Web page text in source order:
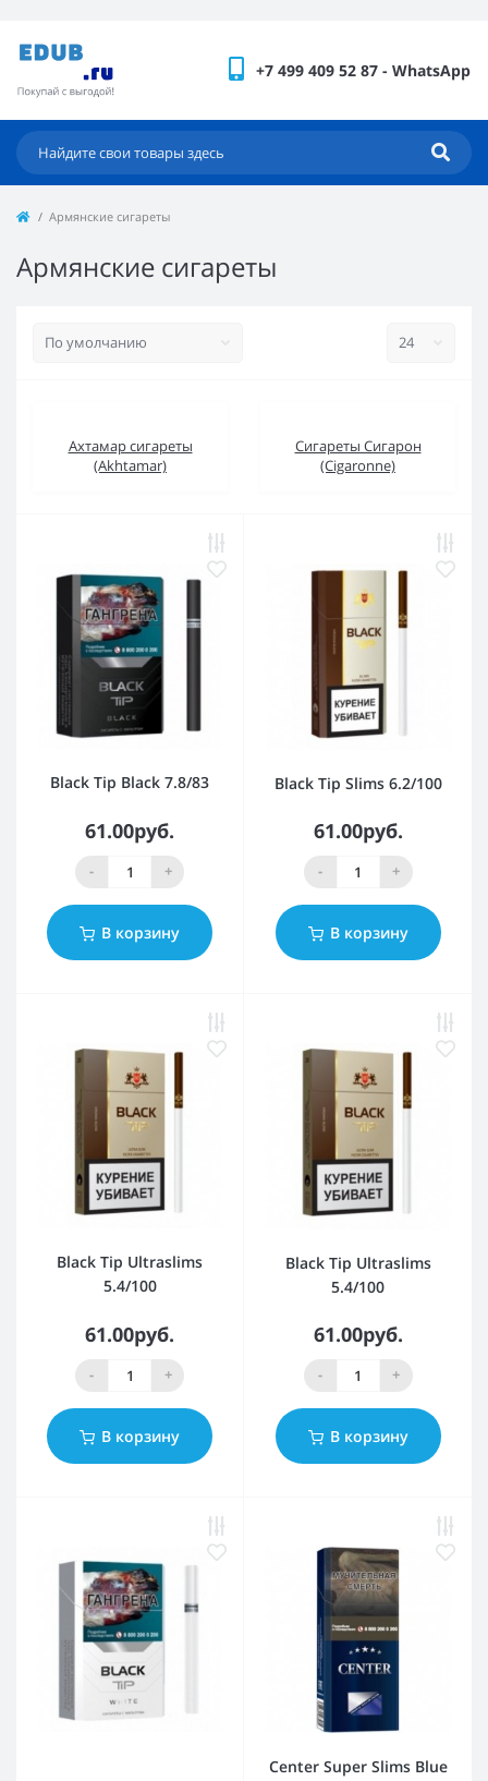
+7 499 409 52 87 - WhatsApp
Армянские сигареты
Армянские сигареты
Ахтамар сигареты
(Akhtamar)
Сигареты Сигарон
(Cigaronne)
Black Tip Black 7.8/83
61.00руб.
- +
В корзину
Black Tip Slims 6.2/100
61.00руб.
- +
В корзину
Black Tip Ultraslims
5.4/100
61.00руб.
- +
В корзину
Black Tip Ultraslims
5.4/100
61.00руб.
- +
В корзину
Center Super Slims Blue